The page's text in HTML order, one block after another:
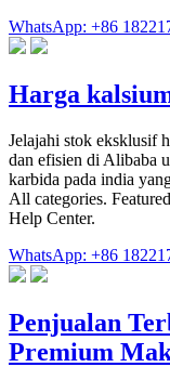
WhatsApp: +86
Harga
Jelajahi stok eksklusif
dan efisien di Alibaba
karbida pada india
All categories.
Help Center.
WhatsApp: +86
Penjualan
Premium